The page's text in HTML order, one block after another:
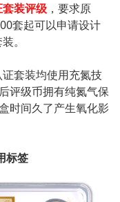
装评级 ，要求原
套起可以申请设计
。
套装均使用充氮技
评级币拥有纯氮气保
时间久了产生氧化影
标签